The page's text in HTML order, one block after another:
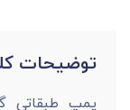
توضیحات
پمپ طبقاتی گاز